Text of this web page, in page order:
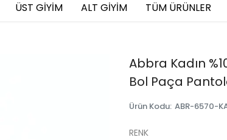
ÜST GİYİM ALT GİYİM TÜM ÜRÜNLER
Abbra Kadın
Bol Paça
Ürün Kodu: ABR-6570-
RENK